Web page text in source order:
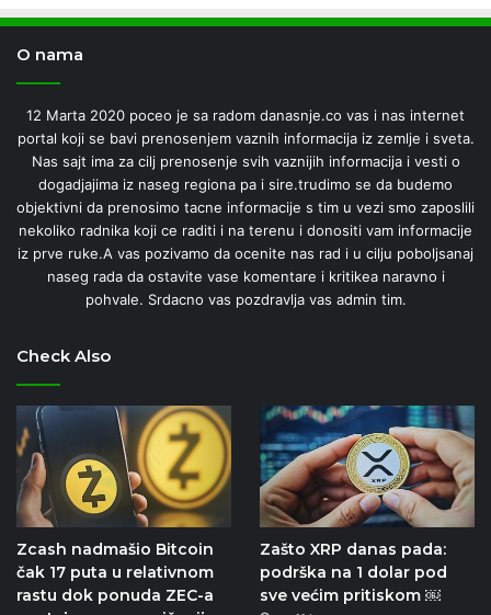
O nama
12 Marta 2020 poceo je sa radom danasnje.co vas i nas internet
portal koji se bavi prenosenjem vaznih informacija iz zemlje i sveta.
Nas sajt ima za cilj prenosenje svih vaznijih informacija i vesti o
dogadjajima iz naseg regiona pa i sire.trudimo se da budemo
objektivni da prenosimo tacne informacije s tim u vezi smo zaposlili
nekoliko radnika koji ce raditi i na terenu i donositi vam informacije
iz prve ruke.A vas pozivamo da ocenite nas rad i u cilju poboljsanaj
naseg rada da ostavite vase komentare i kritikea naravno i
pohvale. Srdacno vas pozdravlja vas admin tim.
Check Also
Zcash nadmašio Bitcoin
čak 17 puta u relativnom
rastu dok ponuda ZEC-a
Zašto XRP danas pada:
podrška na 1 dolar pod
sve većim pritiskom ￼